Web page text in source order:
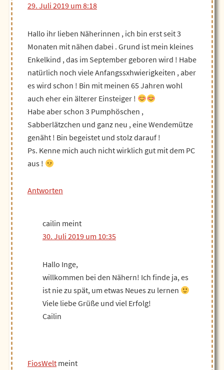
29. Juli 2019 um 8:18
Hallo ihr lieben Näherinnen , ich bin erst seit 3
Monaten mit nähen dabei . Grund ist mein kleines
Enkelkind , das im September geboren wird ! Habe
natürlich noch viele Anfangssxhwierigkeiten , aber
es wird schon ! Bin mit meinen 65 Jahren wohl
auch eher ein älterer Einsteiger !
Habe aber schon 3 Pumphöschen ,
Sabberlätzchen und ganz neu , eine Wendemütze
genäht ! Bin begeistet und stolz darauf !
Ps. Kenne mich auch nicht wirklich gut mit dem PC
aus !
Antworten
cailin meint
30. Juli 2019 um 10:35
Hallo Inge,
willkommen bei den Nähern! Ich finde ja, es
ist nie zu spät, um etwas Neues zu lernen
Viele liebe Grüße und viel Erfolg!
Cailin
FiosWelt meint